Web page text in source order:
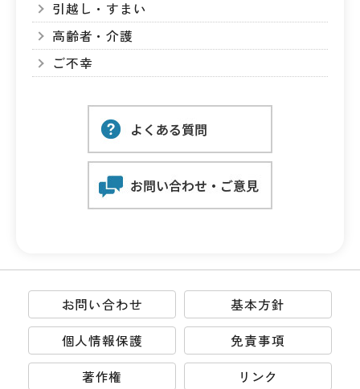
引越し・すまい
高齢者・介護
ご不幸
お問い合わせ
基本方針
個人情報保護
免責事項
著作権
リンク